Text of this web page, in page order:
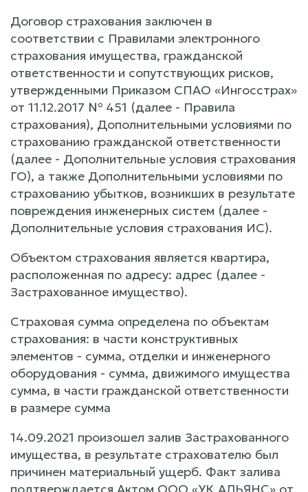
Договор страхования заключен в
соответствии с Правилами электронного
страхования имущества, гражданской
ответственности и сопутствующих рисков,
утвержденными Приказом СПАО «Ингосстрах»
от 11.12.2017 № 451 (далее - Правила
страхования), Дополнительными условиями по
страхованию гражданской ответственности
(далее - Дополнительные условия страхования
ГО), а также Дополнительными условиями по
страхованию убытков, возникших в результате
повреждения инженерных систем (далее -
Дополнительные условия страхования ИС).
Объектом страхования является квартира,
расположенная по адресу: адрес (далее -
Застрахованное имущество).
Страховая сумма определена по объектам
страхования: в части конструктивных
элементов - сумма, отделки и инженерного
оборудования - сумма, движимого имущества
сумма, в части гражданской ответственности
в размере сумма
14.09.2021 произошел залив Застрахованного
имущества, в результате страхователю был
причинен материальный ущерб. Факт залива
подтверждается Актом ООО «УК АЛЬЯНС» от